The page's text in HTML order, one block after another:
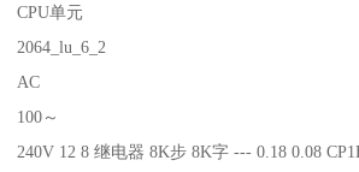
CPU单元
2064_lu_6_2
AC
100～
240V 12 8 继电器 8K步 8K字 --- 0.18 0.08